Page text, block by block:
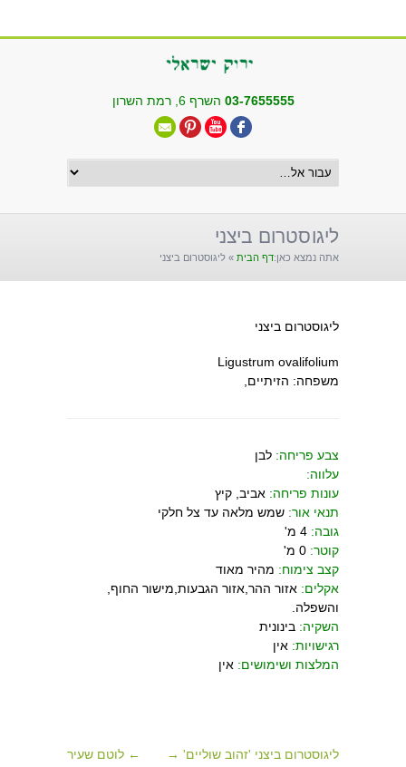
03-7655555 השרף 6, רמת השרון
ליגוסטרום ביצני
אתה נמצא כאן:דף הבית » ליגוסטרום ביצני
ליגוסטרום ביצני
Ligustrum ovalifolium
משפחה: הזיתיים,
צבע פריחה: לבן
עלווה:
עונות פריחה: אביב, קיץ
תנאי אור: שמש מלאה עד צל חלקי
גובה:
קוטר:
קצב צימוח: מהיר מאוד
אקלים: אזור ההר,אזור הגבעות,מישור החוף,
והשפלה.
השקיה: בינונית
רגישויות: אין
המלצות ושימושים: אין
← לוטם שעיר ליגוסטרום ביצני 'זהוב שוליים' →